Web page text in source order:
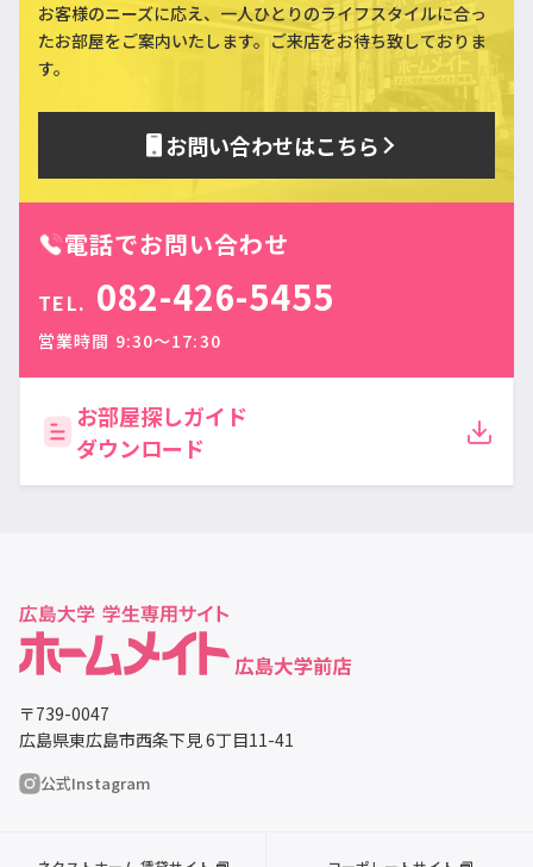
お客様のニーズに応え、一人ひとりのライフスタイルに合っ
たお部屋をご案内いたします。ご来店をお待ち致しておりま
す。
お問い合わせはこちら
電話でお問い合わせ
TEL. 082-426-5455
営業時間 9:30〜17:30
お部屋探しガイド
ダウンロード
〒739-0047
広島県東広島市西条下見 6丁目11-41
公式Instagram